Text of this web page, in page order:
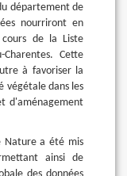
département de
nourriront en
de la Liste
Cette
à favoriser la
végétale dans les
d'aménagement
Nature a été mis
ainsi de